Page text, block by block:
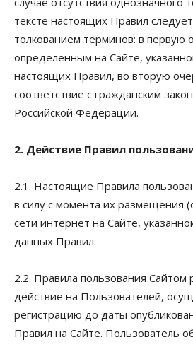
тексте настоящих Правил
толкованием терминов: в
определенным на Сайте,
настоящих Правил, во вторую
соответствие с гражданским
Российской Федерации.
2. Действие Правил
2.1. Настоящие Правила
в силу с момента их размещения
сети интернет на Сайте,
данных Правил.
2.2. Правила пользования Сайтом
действие на Пользователей,
регистрацию до даты
Правил на Сайте. Пользователь